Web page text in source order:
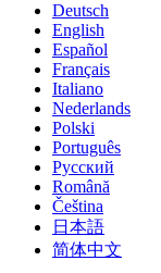
Deutsch
English
Español
Français
Italiano
Nederlands
Polski
Português
Pусский
Română
Čeština
日本語
简体中文